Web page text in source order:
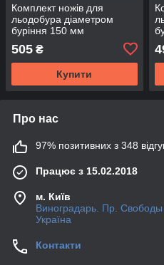
Комплект ножів для
льодобура діаметром
буріння 150 мм
505 ₴
Купити
Про нас
97% позитивних з 348
Працює з 15.02.2018
м. Київ
Виноградарь. Пр. Свободы
Україна
Контакти